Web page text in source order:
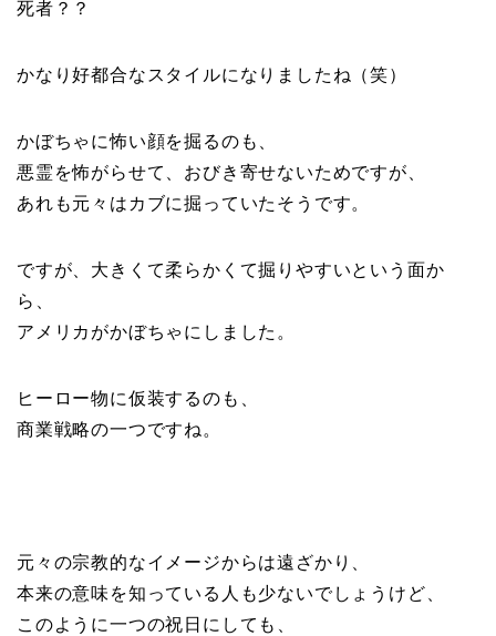
死者？？
かなり好都合なスタイルになりましたね（笑）
かぼちゃに怖い顔を掘るのも、
悪霊を怖がらせて、おびき寄せないためですが、
あれも元々はカブに掘っていたそうです。
ですが、大きくて柔らかくて掘りやすいという面か
ら、
アメリカがかぼちゃにしました。
ヒーロー物に仮装するのも、
商業戦略の一つですね。
元々の宗教的なイメージからは遠ざかり、
本来の意味を知っている人も少ないでしょうけど、
このように一つの祝日にしても、